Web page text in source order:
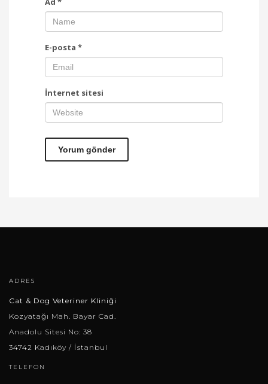
E-posta *
İnternet sitesi
ADRES
Cat & Dog Veteriner Kliniği
Kozyatağı Mah. Bayar Cad.
Anadolu Sitesi No: 38
34742 Kadıköy / İstanbul
TELEFON